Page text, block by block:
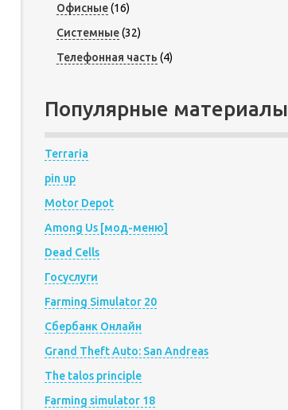
Офисные(16)
Системные(32)
Телефонная часть (4)
Популярные материалы
Terraria
pin up
Motor Depot
Among Us [мод-меню]
Dead Cells
Госуслуги
Farming Simulator 20
Сбербанк Онлайн
Grand Theft Auto: San Andreas
The talos principle
Farming simulator 18